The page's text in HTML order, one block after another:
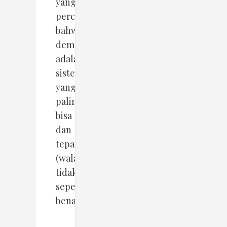
percaya
bahwa
demokrasi
adalah
sistem
yang
paling
bisa
dan
tepat
(walaupun
tidak
sepenuhnya
benar).